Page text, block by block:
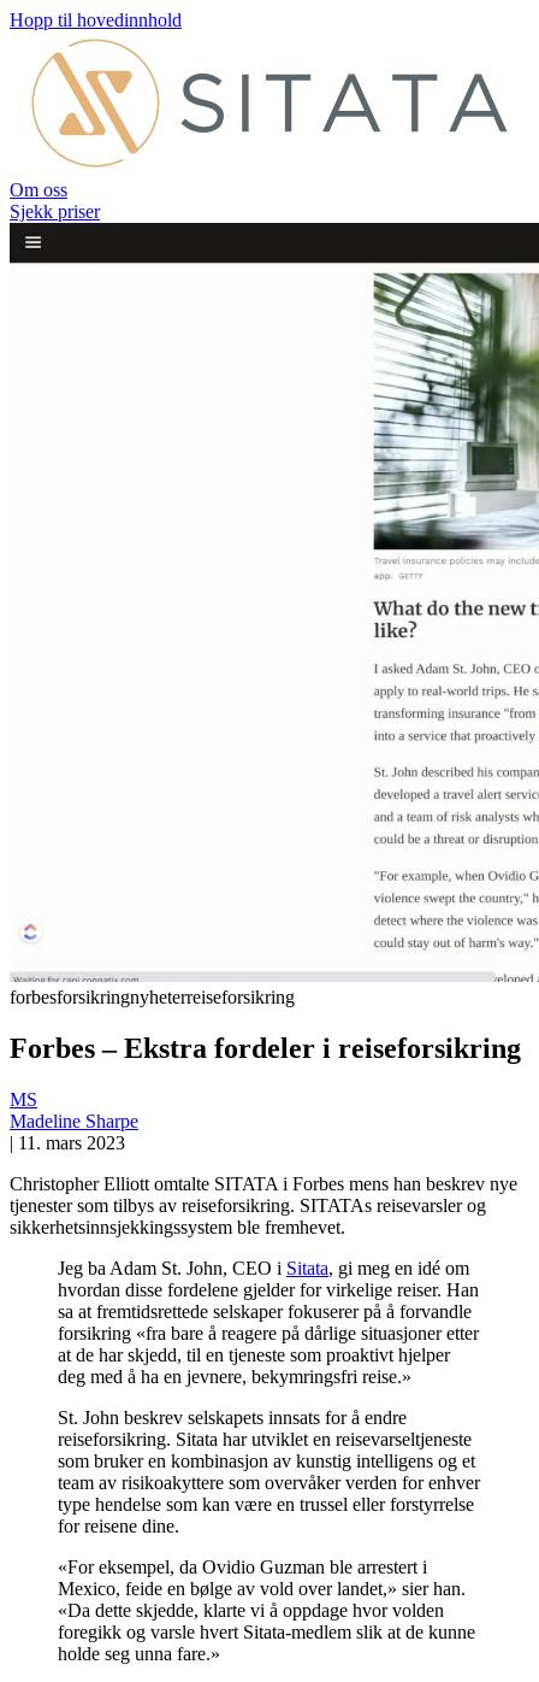
Hopp til hovedinnhold
Om oss
Sjekk priser
forbesforsikringnyheterreiseforsikring
Forbes – Ekstra fordeler i reiseforsikring
MS
Madeline Sharpe
| 11. mars 2023
Christopher Elliott omtalte SITATA i Forbes mens han beskrev nye
tjenester som tilbys av reiseforsikring. SITATAs reisevarsler og
sikkerhetsinnsjekkingssystem ble fremhevet.
Jeg ba Adam St. John, CEO i Sitata, gi meg en idé om
hvordan disse fordelene gjelder for virkelige reiser. Han
sa at fremtidsrettede selskaper fokuserer på å forvandle
forsikring «fra bare å reagere på dårlige situasjoner etter
at de har skjedd, til en tjeneste som proaktivt hjelper
deg med å ha en jevnere, bekymringsfri reise.»
St. John beskrev selskapets innsats for å endre
reiseforsikring. Sitata har utviklet en reisevarseltjeneste
som bruker en kombinasjon av kunstig intelligens og et
team av risikoakyttere som overvåker verden for enhver
type hendelse som kan være en trussel eller forstyrrelse
for reisene dine.
«For eksempel, da Ovidio Guzman ble arrestert i
Mexico, feide en bølge av vold over landet,» sier han.
«Da dette skjedde, klarte vi å oppdage hvor volden
foregikk og varsle hvert Sitata-medlem slik at de kunne
holde seg unna fare.»